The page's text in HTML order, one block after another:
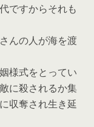
ですからそれも
んの人が海を渡
様式をとってい
に殺されるか集
収奪され生き延